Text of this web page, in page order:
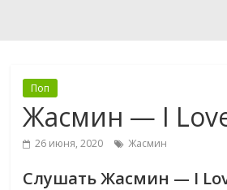
Поп
Жасмин — I
26 июня, 2020 Жасмин
Слушать Жасмин — I